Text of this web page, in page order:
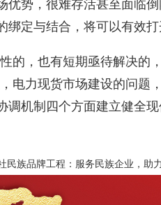
优势，很难存活甚至面临
绑定与结合，将可以有效打
的，也有短期亟待解决的
电力现货市场建设的问题
调机制四个方面建立健全
民族品牌工程：服务民族企业，助